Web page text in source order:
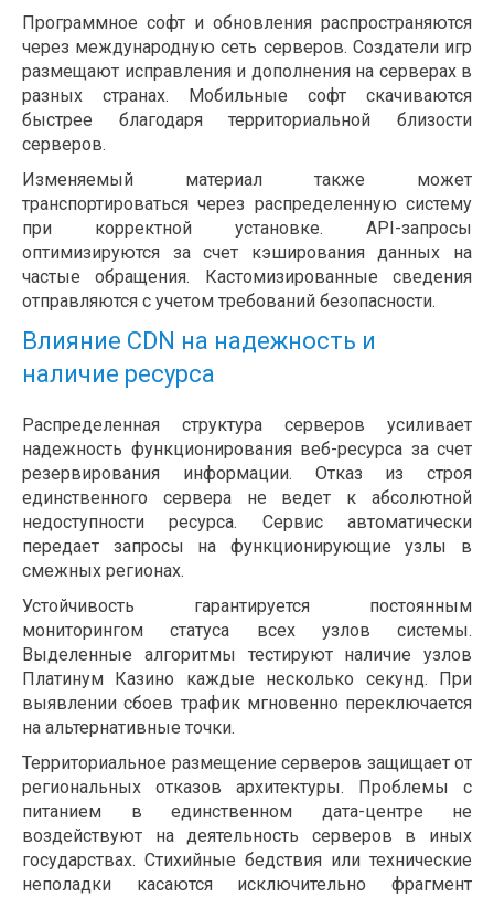
Программное софт и обновления распространяются
через международную сеть серверов. Создатели игр
размещают исправления и дополнения на серверах в
разных странах. Мобильные софт скачиваются
быстрее благодаря территориальной близости
серверов.
Изменяемый материал также может
транспортироваться через распределенную систему
при корректной установке. API-запросы
оптимизируются за счет кэширования данных на
частые обращения. Кастомизированные сведения
отправляются с учетом требований безопасности.
Влияние CDN на надежность и
наличие ресурса
Распределенная структура серверов усиливает
надежность функционирования веб-ресурса за счет
резервирования информации. Отказ из строя
единственного сервера не ведет к абсолютной
недоступности ресурса. Сервис автоматически
передает запросы на функционирующие узлы в
смежных регионах.
Устойчивость гарантируется постоянным
мониторингом статуса всех узлов системы.
Выделенные алгоритмы тестируют наличие узлов
Платинум Казино каждые несколько секунд. При
выявлении сбоев трафик мгновенно переключается
на альтернативные точки.
Территориальное размещение серверов защищает от
региональных отказов архитектуры. Проблемы с
питанием в единственном дата-центре не
воздействуют на деятельность серверов в иных
государствах. Стихийные бедствия или технические
неполадки касаются исключительно фрагмент